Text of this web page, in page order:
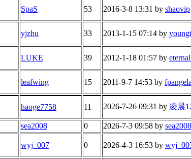
SpaS 53 2016-3-8 13:31 by shaovip
yjzhu 33 2013-1-15 07:14 by
LUKE 39 2012-1-18 01:57 by
leafwing 15 2011-9-7 14:53 by fpangela
haoge7758 11 2026-7-26 09:31 by 凌晨
sea2008 0 2026-7-3 09:58 by sea2008
wyj_007 0 2026-4-3 16:53 by